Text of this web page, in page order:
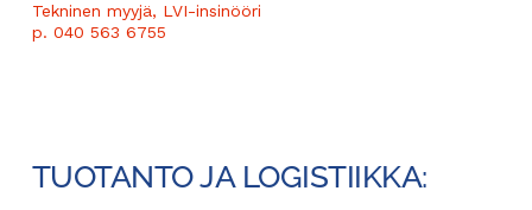
Tekninen myyjä, LVI-insinööri
p. 040 563 6755
TUOTANTO JA LOGISTIIKKA: